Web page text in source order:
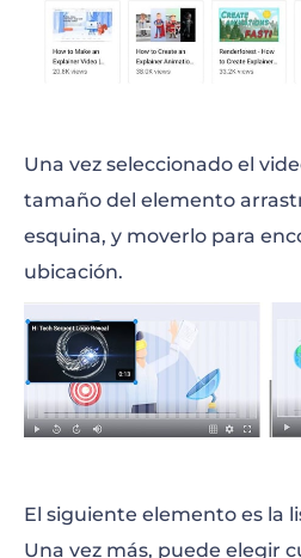
Una vez seleccionado el
tamaño del elemento
esquina, y moverlo para
ubicación.
El siguiente elemento es la
Una vez más, puede elegir